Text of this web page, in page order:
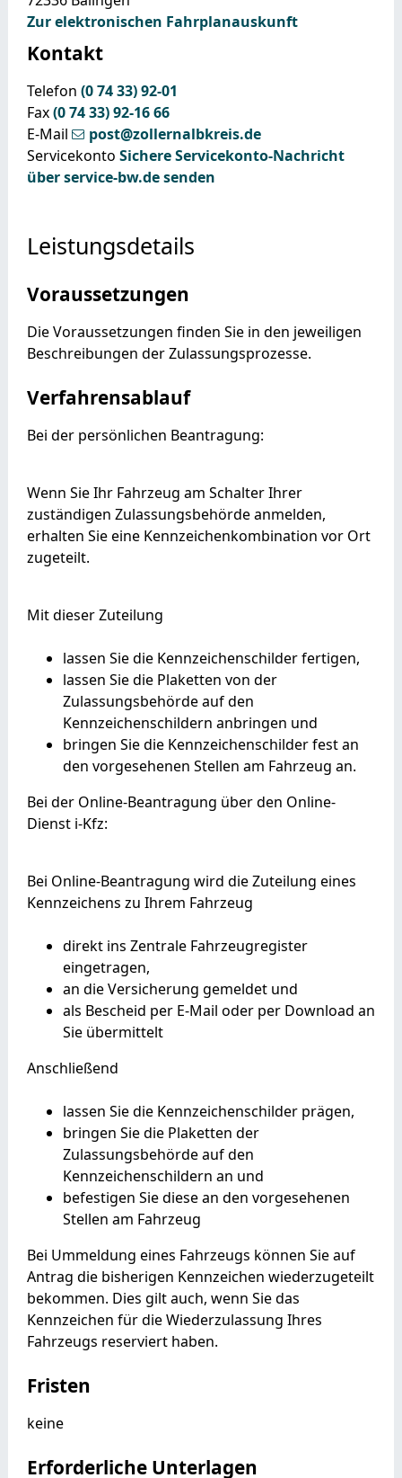
Zur elektronischen Fahrplanauskunft
Kontakt
Telefon (07433) 92-01
Fax(07433) 92-1666
E-Mail
post@zollernalbkreis.de
Servicekonto Sichere Servicekonto-Nachricht
über service-bw.de senden
Leistungsdetails
Voraussetzungen
Die Voraussetzungen finden Sie in den jeweiligen
Beschreibungen der Zulassungsprozesse.
Verfahrensablauf
Bei der persönlichen Beantragung:
Wenn Sie Ihr Fahrzeug am Schalter Ihrer
zuständigen Zulassungsbehörde anmelden,
erhalten Sie eine Kennzeichenkombination vor Ort
zugeteilt.
Mit dieser Zuteilung
lassen Sie die Kennzeichenschilder fertigen,
lassen Sie die Plaketten von der
Zulassungsbehörde auf den
Kennzeichenschildern anbringen und
bringen Sie die Kennzeichenschilder fest an
den vorgesehenen Stellen am Fahrzeug an.
Bei der Online-Beantragung über den Online-
Dienst i-Kfz:
Bei Online-Beantragung wird die Zuteilung eines
Kennzeichens zu Ihrem Fahrzeug
direkt ins Zentrale Fahrzeugregister
eingetragen,
an die Versicherung gemeldet und
als Bescheid per E-Mail oder per Download an
Sie übermittelt
Anschließend
lassen Sie die Kennzeichenschilder prägen,
bringen Sie die Plaketten der
Zulassungsbehörde auf den
Kennzeichenschildern an und
befestigen Sie diese an den vorgesehenen
Stellen am Fahrzeug
Bei Ummeldung eines Fahrzeugs können Sie auf
Antrag die bisherigen Kennzeichen wiederzugeteilt
bekommen. Dies gilt auch, wenn Sie das
Kennzeichen für die Wiederzulassung Ihres
Fahrzeugs reserviert haben.
Fristen
keine
Erforderliche Unterlagen